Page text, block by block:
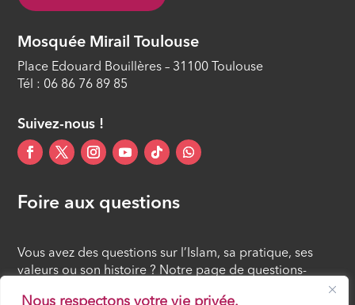
Nous respectons votre vie privée.
Mosquée Mirail Toulouse
Place Edouard Bouillères – 31100 Toulouse
Tél : 06 86 76 89 85
Suivez-nous !
Foire aux questions
Vous avez des questions sur l’Islam, sa pratique, ses
valeurs ou son histoire ? Notre page de questions-
réponses rassemble des réponses claires et accessibles